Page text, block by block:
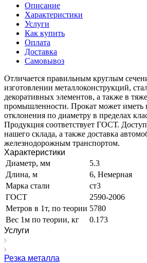
Описание
Характеристики
Услуги
Как купить
Оплата
Доставка
Самовывоз
Отличается правильным круглым
изготовлении металлоконструкций,
декоративных элементов, а также в
промышленности. Прокат может иметь
отклонения по диаметру в пределах
Продукция соответствует ГОСТ.
нашего склада, а также доставка
железнодорожным транспортом.
Характеристики
Диаметр, мм
5.3
Длина, м
6, Немерная
Марка стали
ст3
ГОСТ
2590-2006
Метров в 1т, по теории 5780
Вес 1м по теории, кг
0.173
Услуги
Резка металла